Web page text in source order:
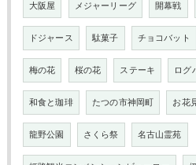
大阪屋 メジャーリーグ 開幕戦
ドジャース 駄菓子 チョコバット
梅の花 桜の花 ステーキ ログ
和食と珈琲 たつの市神岡町 お花
龍野公園 さくら祭 名古山霊苑